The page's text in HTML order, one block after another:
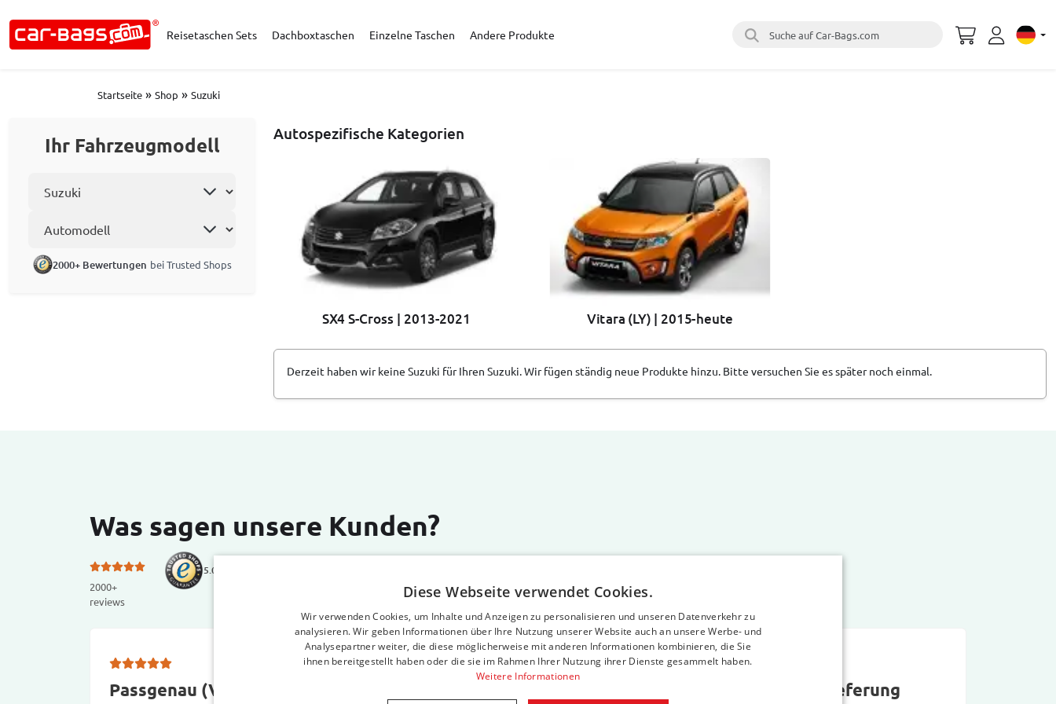
Reisetaschen Sets Dachboxtaschen Einzelne Taschen Andere Produkte Suche auf Car-Bags.com Select
Startseite » Shop » Suzuki
Ihr Fahrzeugmodell
2000+ Bewertungen bei Trusted Shops
Autospezifische Kategorien
SX4 S-Cross | 2013-2021 Vitara (LY) | 2015-heute
Derzeit haben wir keine Suzuki für Ihren Suzuki. Wir fügen ständig neue Produkte hinzu. Bitte versuchen Sie es später noch einmal.
Was sagen unsere Kunden?
2000+
reviews
5.0 von 5 Sternen bei
Passgenau (VW TAYRON) Sehr schnelle Lieferung
Diese Webseite verwendet Cookies.
Wir verwenden Cookies, um Inhalte und Anzeigen zu personalisieren und unseren Datenverkehr zu
analysieren. Wir geben Informationen über Ihre Nutzung unserer Website auch an unsere Werbe- und
Analysepartner weiter, die diese möglicherweise mit anderen Informationen kombinieren, die Sie
ihnen bereitgestellt haben oder die sie im Rahmen Ihrer Nutzung ihrer Dienste gesammelt haben.
Weitere Informationen